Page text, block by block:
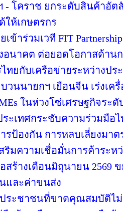
- โคราช ยกระดับสินค้าอั
ให้เกษตรกร
เข้าร่วมเวที FIT
อนาคต ต่อยอดโอกาสด้าน
ทยกับเครือข่ายระหว่างปร
วนนายกฯ เยือนจีน เร่งเ
ในห่วงโซ่เศรษฐกิจระ
ะเทศกระชับความร่วมมือ
รป้องกัน การหลบเลี่ยงมา
ริมความเชื่อมั่นการค้าระห
สร้างเดือนมิถุนายน 2569
และค่าขนส่ง
ระชาชนที่ขาดคุณสมบัติไ